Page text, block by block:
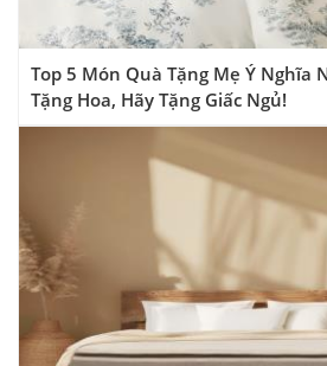
Top 5 Món Quà Tặng Mẹ Ý Nghĩa
Tặng Hoa, Hãy Tặng Giấc Ngủ!